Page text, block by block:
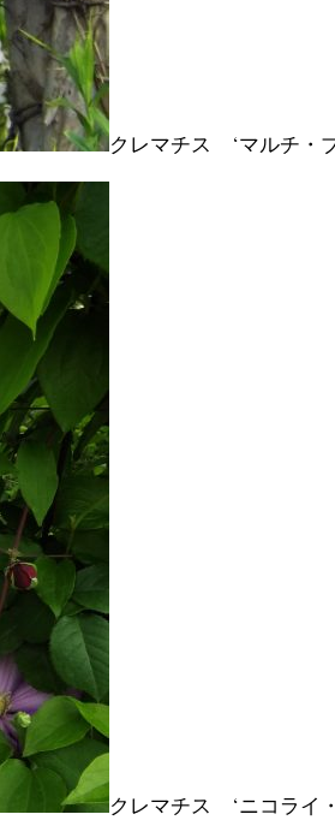
クレマチス ‘マルチ・
クレマチス ‘ニコライ